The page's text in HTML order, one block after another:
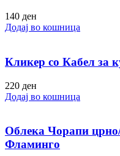
140 ден
Додај во кошница
Кликер со Кабел за
220 ден
Додај во кошница
Облека Чорапи
Фламинго